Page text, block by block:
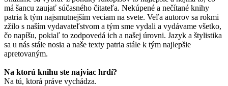
má šancu zaujať súčasného čitateľa. Nekúpené a nečítané knihy
patria k tým najsmutnejším veciam na svete. Veľa autorov sa rokmi
zžilo s naším vydavateľstvom a tým sme vydali a vydávame všetko,
čo napíšu, pokiaľ to zodpovedá ich a našej úrovni. Jazyk a štylistika
sa u nás stále nosia a naše texty patria stále k tým najlepšie
apretovaným.
Na ktorú knihu ste najviac hrdí?
Na tú, ktorá práve vychádza.